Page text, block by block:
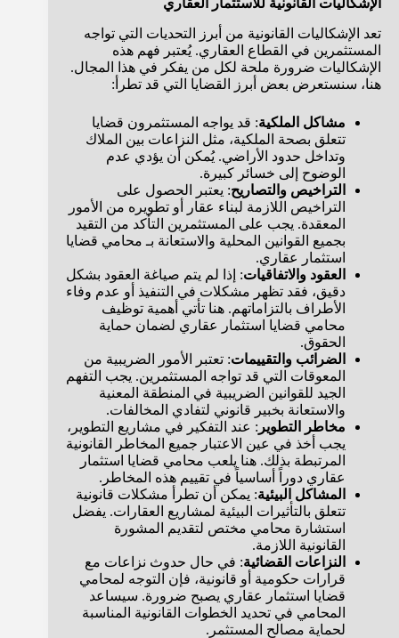
تعد الإشكاليات القانونية من أبرز التحديات التي تواجه
المستثمرين في القطاع العقاري. يُعتبر فهم هذه
الإشكاليات ضرورة ملحة لكل من يفكر في هذا المجال.
هنا، سنستعرض بعض أبرز القضايا التي قد تطرأ:
مشاكل الملكية: قد يواجه المستثمرون قضايا
تتعلق بصحة الملكية، مثل النزاعات بين الملاك
وتداخل حدود الأراضي. يُمكن أن يؤدي عدم
الوضوح إلى خسائر كبيرة.
التراخيص والتصاريح: يعتبر الحصول على
التراخيص اللازمة لبناء عقار أو تطويره من الأمور
المعقدة. يجب على المستثمرين التأكد من التقيد
بجميع القوانين المحلية والاستعانة بـ محامي قضايا
استثمار عقاري.
العقود والاتفاقيات: إذا لم يتم صياغة العقود بشكل
دقيق، فقد تظهر مشكلات في التنفيذ أو عدم وفاء
الأطراف بالتزاماتهم. هنا تأتي أهمية توظيف
محامي قضايا استثمار عقاري لضمان حماية
الحقوق.
الضرائب والتقييمات: تعتبر الأمور الضريبية من
المعوقات التي قد تواجه المستثمرين. يجب التفهم
الجيد للقوانين الضريبية في المنطقة المعنية
والاستعانة بخبير قانوني لتفادي المخالفات.
مخاطر التطوير : عند التفكير في مشاريع التطوير،
يجب أخذ في عين الاعتبار جميع المخاطر القانونية
المرتبطة بذلك. هنا يلعب محامي قضايا استثمار
عقاري دوراً أساسياً في تقييم هذه المخاطر.
المشاكل البيئية: يمكن أن تطرأ مشكلات قانونية
تتعلق بالتأثيرات البيئية لمشاريع العقارات. يفضل
استشارة محامي مختص لتقديم المشورة
القانونية اللازمة.
النزاعات القضائية: في حال حدوث نزاعات مع
قرارات حكومية أو قانونية، فإن التوجه لمحامي
قضايا استثمار عقاري يصبح ضرورة. سيساعد
المحامي في تحديد الخطوات القانونية المناسبة
لحماية مصالح المستثمر.